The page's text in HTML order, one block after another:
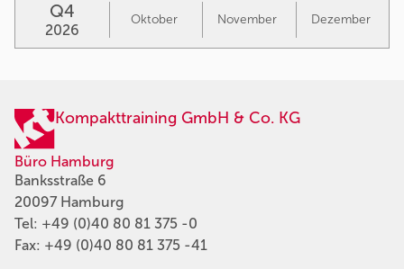
Q4
2026
Oktober November Dezember
Kompakttraining GmbH & Co. KG
Büro Hamburg
Banksstraße 6
20097 Hamburg
Tel: +49 (0)40 80 81 375 -0
Fax: +49 (0)40 80 81 375 -41